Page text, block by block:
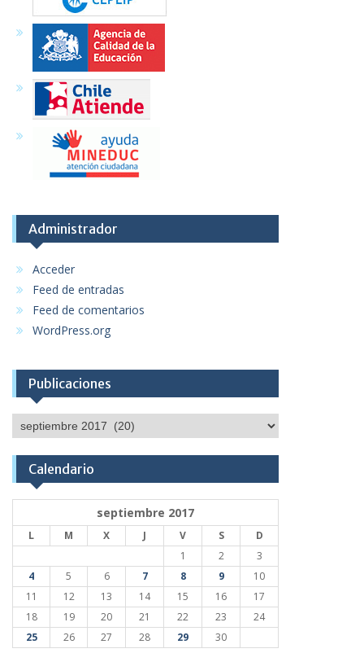
Administrador
Acceder
Feed de entradas
Feed de comentarios
WordPress.org
Publicaciones
Publicaciones
Calendario
septiembre 2017
L M X J V S
D
1
2
3
4
5 6 7 8 9
10
11
12 13 14 15 16
17
18
19 20 21 22 23
24
25
26 27 28 29 30